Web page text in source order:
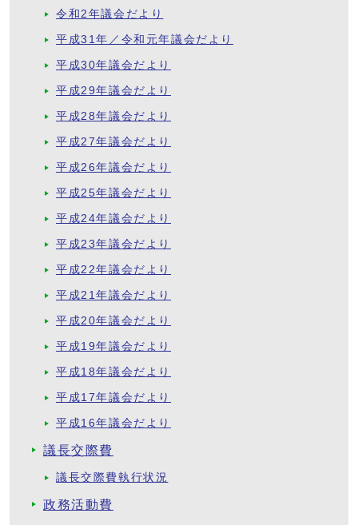
令和2年議会だより
平成31年／令和元年議会だより
平成30年議会だより
平成29年議会だより
平成28年議会だより
平成27年議会だより
平成26年議会だより
平成25年議会だより
平成24年議会だより
平成23年議会だより
平成22年議会だより
平成21年議会だより
平成20年議会だより
平成19年議会だより
平成18年議会だより
平成17年議会だより
平成16年議会だより
議長交際費
議長交際費執行状況
政務活動費